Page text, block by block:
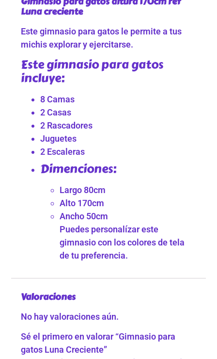
Luna creciente
Este gimnasio para gatos le permite a tus
michis explorar y ejercitarse.
Este gimnasio para gatos
incluye:
8 Camas
2 Casas
2 Rascadores
Juguetes
2 Escaleras
Dimenciones:
Largo 80cm
Alto 170cm
Ancho 50cm
Puedes personalízar este
gimnasio con los colores de tela
de tu preferencia.
Valoraciones
No hay valoraciones aún.
Sé el primero en valorar “Gimnasio para
gatos Luna Creciente”